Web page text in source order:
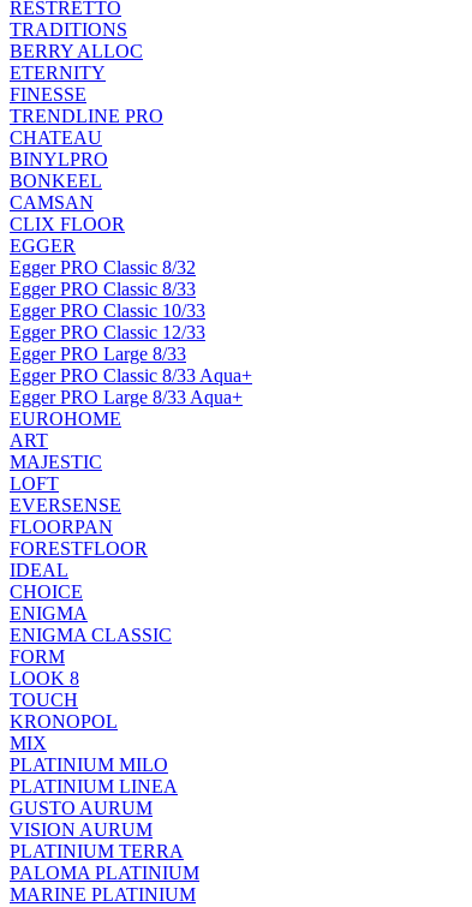
RESTRETTO
TRADITIONS
BERRY ALLOC
ETERNITY
FINESSE
TRENDLINE PRO
CHATEAU
BINYLPRO
BONKEEL
CAMSAN
CLIX FLOOR
EGGER
Egger PRO Classic 8/32
Egger PRO Classic 8/33
Egger PRO Classic 10/33
Egger PRO Classic 12/33
Egger PRO Large 8/33
Egger PRO Classic 8/33 Aqua+
Egger PRO Large 8/33 Aqua+
EUROHOME
ART
MAJESTIC
LOFT
EVERSENSE
FLOORPAN
FORESTFLOOR
IDEAL
CHOICE
ENIGMA
ENIGMA CLASSIC
FORM
LOOK 8
TOUCH
KRONOPOL
MIX
PLATINIUM MILO
PLATINIUM LINEA
GUSTO AURUM
VISION AURUM
PLATINIUM TERRA
PALOMA PLATINIUM
MARINE PLATINIUM